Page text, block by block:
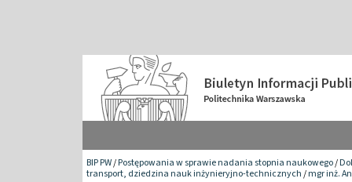
BIP PW/Postępowania w sprawie nadania stopnia naukowego/
transport, dziedzina nauk inżynieryjno-technicznych/mgr inż.